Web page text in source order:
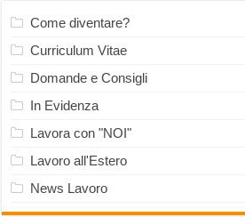
Come diventare?
Curriculum Vitae
Domande e Consigli
In Evidenza
Lavora con "NOI"
Lavoro all'Estero
News Lavoro